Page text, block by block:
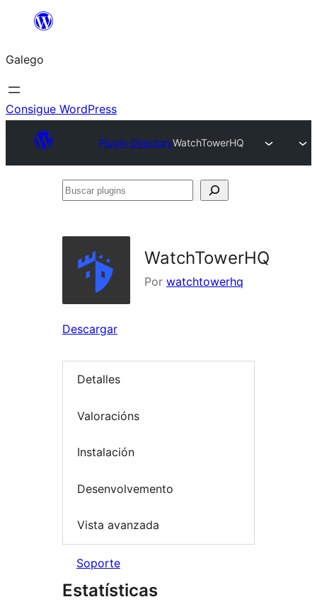
Saltar
contido
Galego
Consigue WordPress
Plugin DirectoryWatchTowerHQ
Buscar
WatchTowerHQ
Por watchtowerhq
Descargar
Detalles
Valoracións
Instalación
Desenvolvemento
Vista avanzada
Soporte
Estatísticas